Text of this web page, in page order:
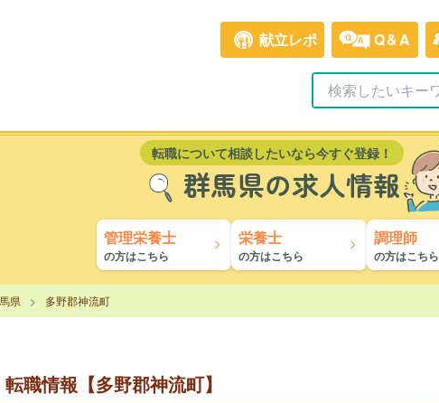
献立レポ Q&A
転職について相談したいなら今すぐ登録！
群馬県の求人情報
管理栄養士
の方はこちら
栄養士
の方はこちら
調理師
の方はこちら
県 多野郡神流町
職情報【多野郡神流町】